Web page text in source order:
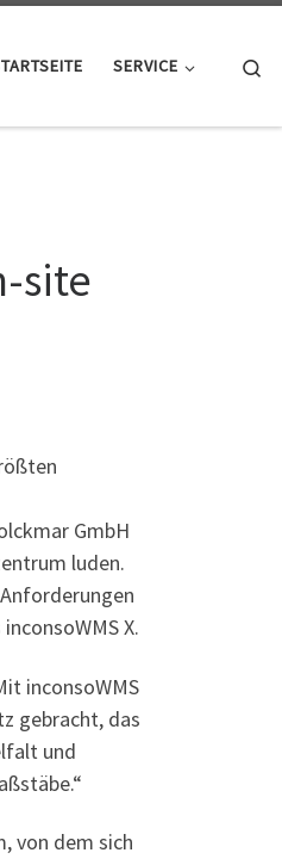
SERVICE
site
GmbH
luden.
X.
inconsoWMS
gebracht, das
und
von dem sich